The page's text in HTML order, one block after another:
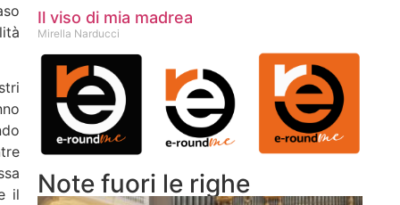
il
Il viso di mia madrea
Mirella Narducci
Note fuori le righe